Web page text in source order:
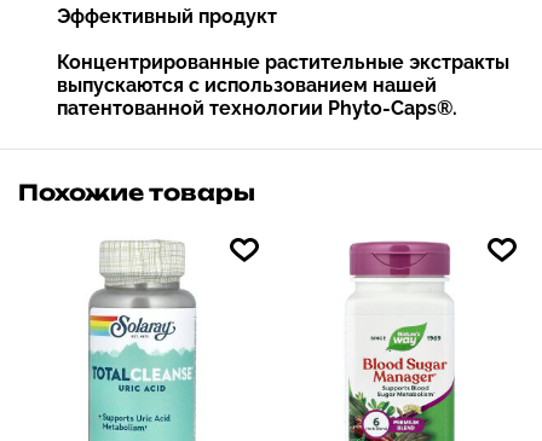
Эффективный продукт
Концентрированные растительные экстракты
выпускаются с использованием нашей
патентованной технологии Phyto-Caps®.
Похожие товары